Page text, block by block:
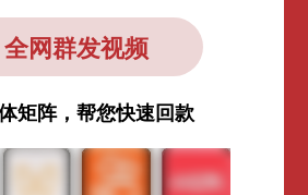
全网群发视频
矩阵，帮您快速回款